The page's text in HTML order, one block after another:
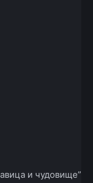
и чудовище”